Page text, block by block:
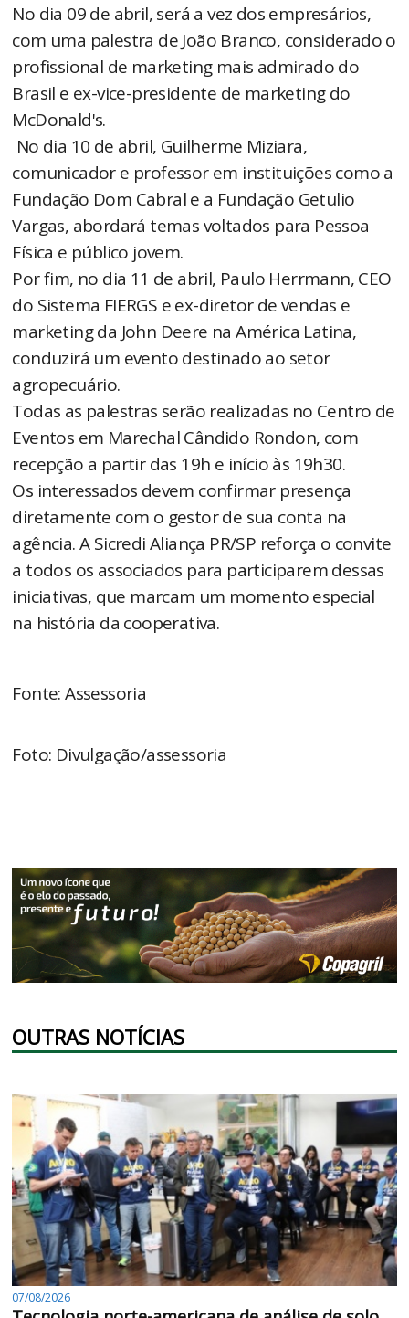
No dia 09 de abril, será a vez dos empresários,
com uma palestra de João Branco, considerado o
profissional de marketing mais admirado do
Brasil e ex-vice-presidente de marketing do
McDonald's.
No dia 10 de abril, Guilherme Miziara,
comunicador e professor em instituições como a
Fundação Dom Cabral e a Fundação Getulio
Vargas, abordará temas voltados para Pessoa
Física e público jovem.
Por fim, no dia 11 de abril, Paulo Herrmann, CEO
do Sistema FIERGS e ex-diretor de vendas e
marketing da John Deere na América Latina,
conduzirá um evento destinado ao setor
agropecuário.
Todas as palestras serão realizadas no Centro de
Eventos em Marechal Cândido Rondon, com
recepção a partir das 19h e início às 19h30.
Os interessados devem confirmar presença
diretamente com o gestor de sua conta na
agência. A Sicredi Aliança PR/SP reforça o convite
a todos os associados para participarem dessas
iniciativas, que marcam um momento especial
na história da cooperativa.
Fonte: Assessoria
Foto: Divulgação/assessoria
OUTRAS NOTÍCIAS
07/08/2026